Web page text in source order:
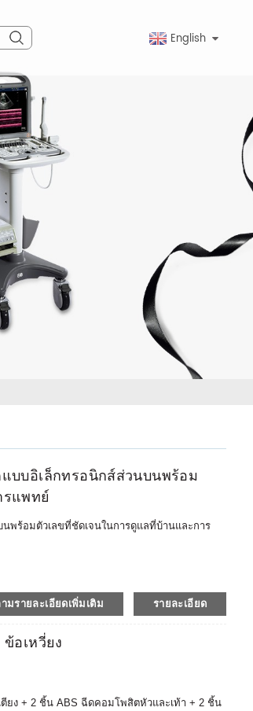
English
แบบอิเล็กทรอนิกส์ส่วนบนพร้อม
รแพทย์
นพร้อมตัวเลขที่ชัดเจนในการดูแลที่บ้านและการ
มรายละเอียดเพิ่มเติม รายละเอียด
อเหวี่ยง
ยง + 2 ชิ้น ABS ฉีดคอมโพสิตหัวและเท้า + 2 ชิ้น